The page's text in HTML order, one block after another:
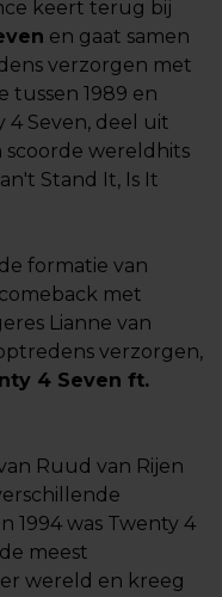
keert terug bij
en gaat samen
verzorgen met
tussen 1989 en
4 Seven, deel uit
scoorde wereldhits
Stand It, Is It
formatie van
met
Lianne van
verzorgen,
4 Seven ft.
Ruud van Rijen
1994 was Twenty 4
meest
wereld en kreeg